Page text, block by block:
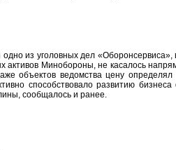
из уголовных дел
активов Минобороны, не касалось
объектов ведомства цену
способствовало развитию
сообщалось и ранее.